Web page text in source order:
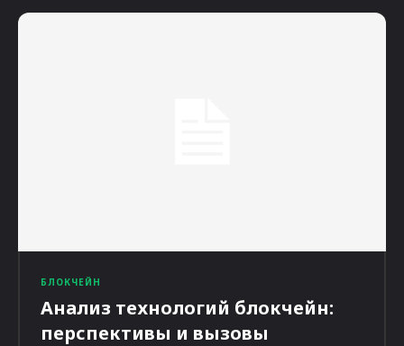
БЛОКЧЕЙН
Анализ технологий блокчейн:
перспективы и вызовы